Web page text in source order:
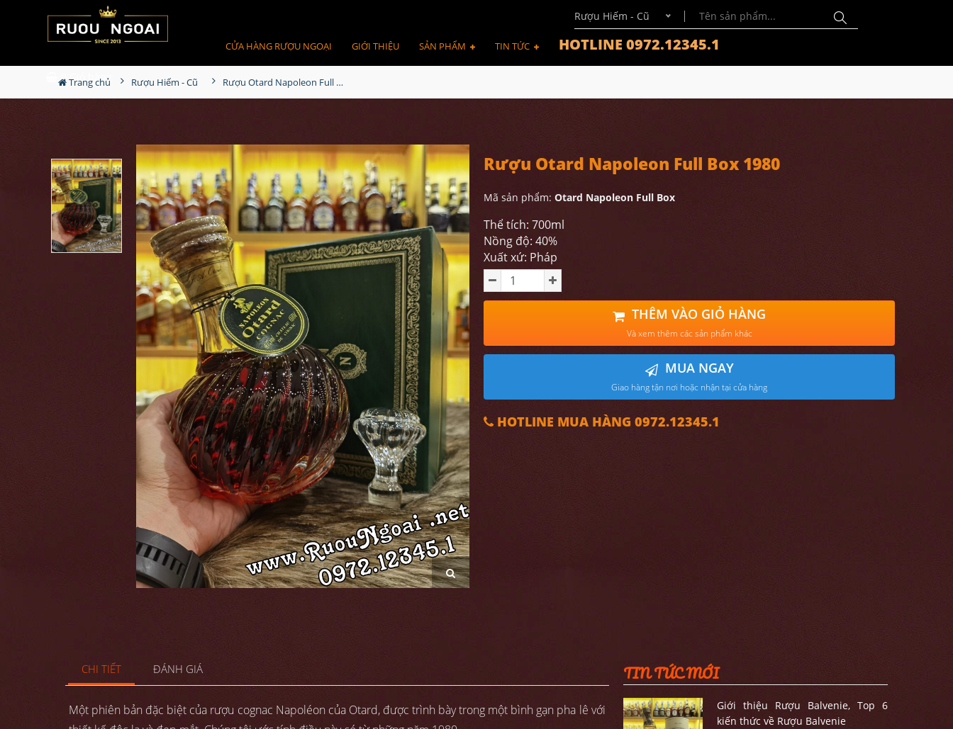
Rượu Hiếm - Cũ
CỬA HÀNG RƯỢU NGOẠI GIỚI THIỆU SẢN PHẨM TIN TỨC HOTLINE 0972.12345.1
0 Giỏ hàng
Trang chủ Rượu Hiếm - Cũ Rượu Otard Napoleon Full Box 1980
Rượu Otard Napoleon Full Box 1980
Mã sản phẩm: Otard Napoleon Full Box
Thể tích: 700ml
Nồng độ: 40%
Xuất xứ: Pháp
THÊM VÀO GIỎ HÀNG
Và xem thêm các sản phẩm khác
MUA NGAY
Giao hàng tận nơi hoặc nhận tại cửa hàng
HOTLINE MUA HÀNG 0972.12345.1
CHI TIẾT ĐÁNH GIÁ
Một phiên bản đặc biệt của rượu cognac Napoléon của Otard, được trình bày trong một bình gạn pha lê với
TIN TỨC MỚI
Giới thiệu Rượu Balvenie, Top 6
kiến thức về Rượu Balvenie